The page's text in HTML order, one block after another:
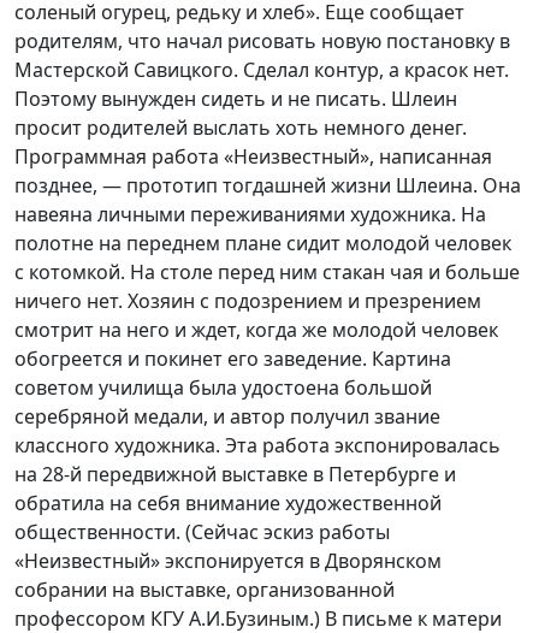
соленый огурец, редьку и хлеб». Еще сообщает
родителям, что начал рисовать новую постановку в
Мастерской Савицкого. Сделал контур, а красок нет.
Поэтому вынужден сидеть и не писать. Шлеин
просит родителей выслать хоть немного денег.
Программная работа «Неизвестный», написанная
позднее, — прототип тогдашней жизни Шлеина. Она
навеяна личными переживаниями художника. На
полотне на переднем плане сидит молодой человек
с котомкой. На столе перед ним стакан чая и больше
ничего нет. Хозяин с подозрением и презрением
смотрит на него и ждет, когда же молодой человек
обогреется и покинет его заведение. Картина
советом училища была удостоена большой
серебряной медали, и автор получил звание
классного художника. Эта работа экспонировалась
на 28-й передвижной выставке в Петербурге и
обратила на себя внимание художественной
общественности. (Сейчас эскиз работы
«Неизвестный» экспонируется в Дворянском
собрании на выставке, организованной
профессором КГУ А.И.Бузиным.) В письме к матери